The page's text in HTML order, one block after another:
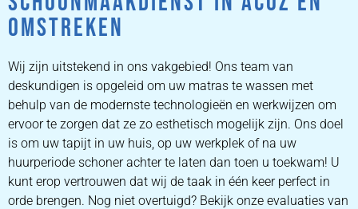
OMSTREKEN
Wij zijn uitstekend in ons vakgebied! Ons team van
deskundigen is opgeleid om uw matras te wassen met
behulp van de modernste technologieën en werkwijzen om
ervoor te zorgen dat ze zo esthetisch mogelijk zijn. Ons doel
is om uw tapijt in uw huis, op uw werkplek of na uw
huurperiode schoner achter te laten dan toen u toekwam! U
kunt erop vertrouwen dat wij de taak in één keer perfect in
orde brengen. Nog niet overtuigd? Bekijk onze evaluaties van